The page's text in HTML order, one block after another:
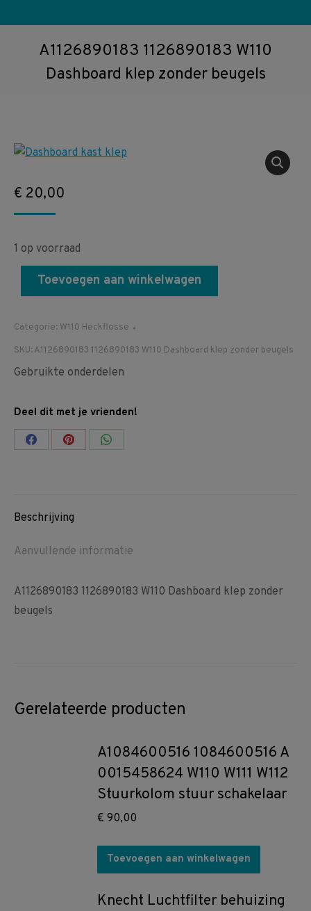
A1126890183 1126890183 W110
Dashboard klep zonder beugels
€ 20,00
1 op voorraad
Toevoegen aan winkelwagen
Categorie: W110 Heckflosse
SKU:A1126890183 1126890183 W110 Dashboard klep zonder beugels
Gebruikte onderdelen
Deel dit met je vrienden!
Share Share Share
Beschrijving
Aanvullende informatie
A1126890183 1126890183 W110 Dashboard klep zonder
beugels
Gerelateerde producten
A1084600516 1084600516 A
0015458624 W110 W111 W112
Stuurkolom stuur schakelaar
€ 90,00
Toevoegen aan winkelwagen
Knecht Luchtfilter behuizing